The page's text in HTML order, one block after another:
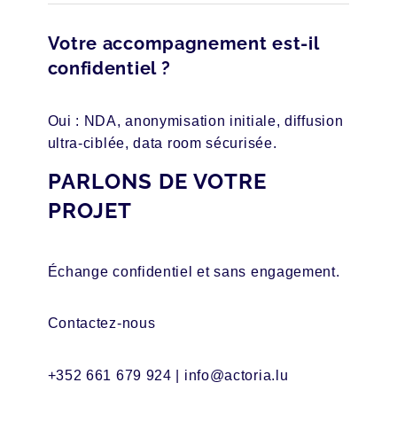
Votre accompagnement est-il
confidentiel ?
Oui : NDA, anonymisation initiale, diffusion
ultra-ciblée, data room sécurisée.
PARLONS DE VOTRE
PROJET
Échange confidentiel et sans engagement.
Contactez-nous
+352 661 679 924 | info@actoria.lu